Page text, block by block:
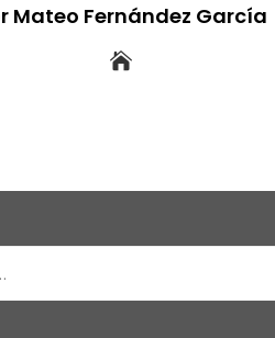
Mateo Fernández García